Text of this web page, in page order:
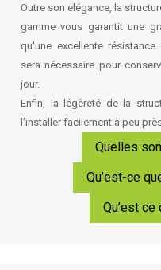
Outre son élégance, la
gamme vous garantit une
qu'une excellente
sera nécessaire pour
jour.
Enfin, la légèreté de la
l'installer facilement à peu
Quelles
Qu’est-ce
Qu’est ce